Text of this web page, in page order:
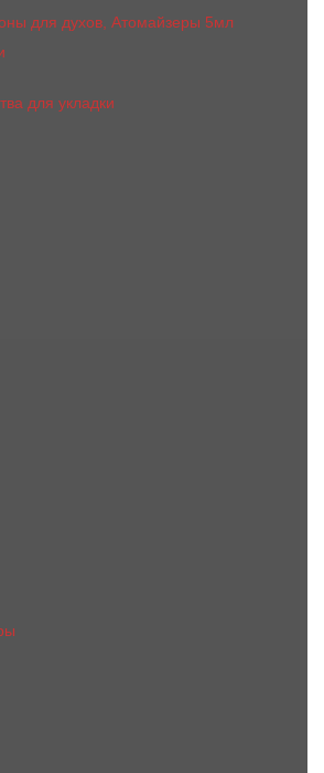
для духов, Атомайзеры 5мл
для укладки